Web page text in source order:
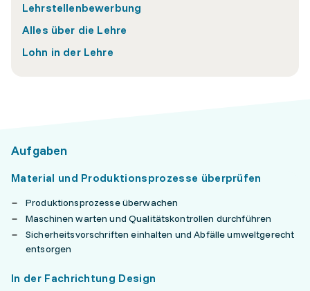
Lehrstellenbewerbung
Alles über die Lehre
Lohn in der Lehre
Aufgaben
Material und Produktionsprozesse überprüfen
Produktionsprozesse überwachen
Maschinen warten und Qualitätskontrollen durchführen
Sicherheitsvorschriften einhalten und Abfälle umweltgerecht
entsorgen
In der Fachrichtung Design